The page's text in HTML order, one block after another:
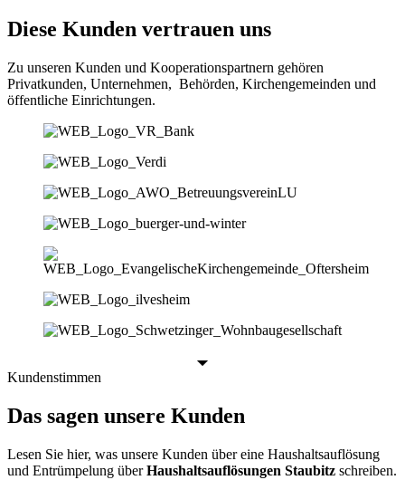
Diese Kunden vertrauen uns
Zu unseren Kunden und Kooperationspartnern gehören
Privatkunden, Unternehmen, Behörden, Kirchengemeinden und
öffentliche Einrichtungen.
Kundenstimmen
Das sagen unsere Kunden
Lesen Sie hier, was unsere Kunden über eine Haushaltsauflösung
und Entrümpelung überHaushaltsauflösungen Staubitz schreiben.